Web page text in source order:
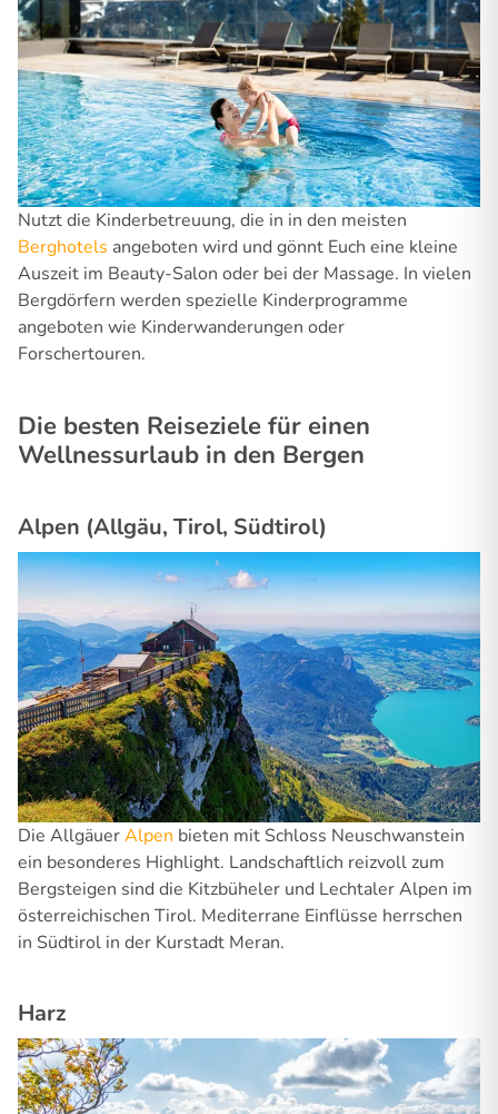
Nutzt die Kinderbetreuung, die in in den meisten
Berghotels angeboten wird und gönnt Euch eine kleine
Auszeit im Beauty-Salon oder bei der Massage. In vielen
Bergdörfern werden spezielle Kinderprogramme
angeboten wie Kinderwanderungen oder
Forschertouren.
Die besten Reiseziele für einen
Wellnessurlaub in den Bergen
Alpen (Allgäu, Tirol, Südtirol)
Die AllgäuerAlpen bieten mit Schloss Neuschwanstein
ein besonderes Highlight. Landschaftlich reizvoll zum
Bergsteigen sind die Kitzbüheler und Lechtaler Alpen im
österreichischen Tirol. Mediterrane Einflüsse herrschen
in Südtirol in der Kurstadt Meran.
Harz